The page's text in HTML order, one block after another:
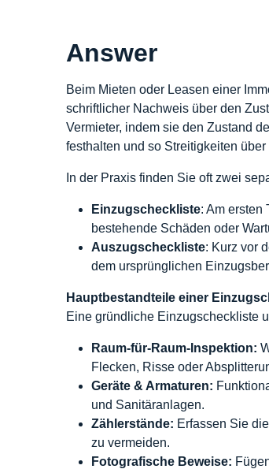
Answer
Beim Mieten oder Leasen einer
schriftlicher Nachweis über den
Vermieter, indem sie den Zustand
festhalten und so Streitigkeiten
In der Praxis finden Sie oft zwei
Einzugscheckliste: Am ersten
bestehende Schäden oder
Auszugscheckliste: Kurz vor
dem ursprünglichen
Hauptbestandteile einer
Eine gründliche Einzugscheckliste
Raum-für-Raum-Inspektion:
Flecken, Risse oder
Geräte & Armaturen:
und Sanitäranlagen.
Zählerstände: Erfassen Sie
zu vermeiden.
Fotografische Beweise: